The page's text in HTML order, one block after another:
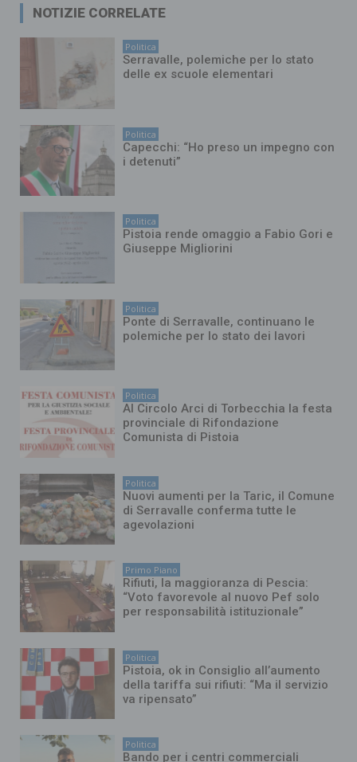
NOTIZIE CORRELATE
Politica
Serravalle, polemiche per lo stato
delle ex scuole elementari
Politica
Capecchi: “Ho preso un impegno con
i detenuti”
Politica
Pistoia rende omaggio a Fabio Gori e
Giuseppe Migliorini
Politica
Ponte di Serravalle, continuano le
polemiche per lo stato dei lavori
Politica
Al Circolo Arci di Torbecchia la festa
provinciale di Rifondazione
Comunista di Pistoia
Politica
Nuovi aumenti per la Taric, il Comune
di Serravalle conferma tutte le
agevolazioni
Primo Piano
Rifiuti, la maggioranza di Pescia:
“Voto favorevole al nuovo Pef solo
per responsabilità istituzionale”
Politica
Pistoia, ok in Consiglio all’aumento
della tariffa sui rifiuti: “Ma il servizio
va ripensato”
Politica
Bando per i centri commerciali